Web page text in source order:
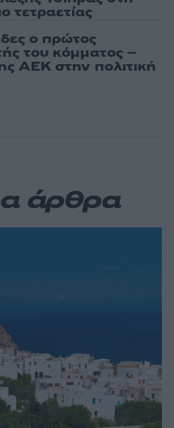
τετραετίας
ο πρώτος
του κόμματος –
ΑΕΚ στην πολιτική
άρθρα